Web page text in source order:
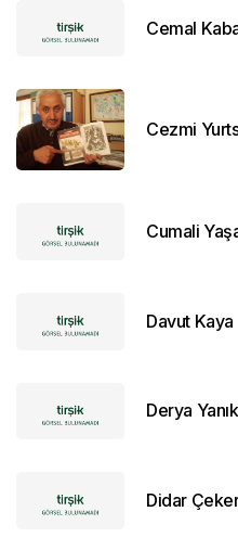
Cemal
Cezmi
Cumali
Davut Kaya
Derya Yanık
Didar